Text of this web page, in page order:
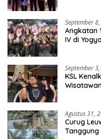
September
Angkatan
IV di
September
KSL
Agustus 31,
Curug